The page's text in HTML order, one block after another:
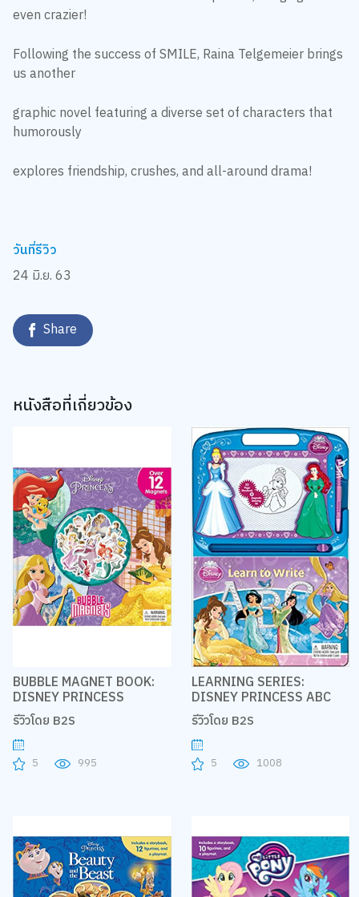
even crazier!
Following the success of SMILE, Raina Telgemeier brings
us another
graphic novel featuring a diverse set of characters that
humorously
explores friendship, crushes, and all-around drama!
วันที่รีวิว
24 มิ.ย. 63
Share
หนังสือที่เกี่ยวข้อง
BUBBLE MAGNET BOOK:
DISNEY PRINCESS
รีวิวโดย B2S
5 995
LEARNING SERIES:
DISNEY PRINCESS ABC
รีวิวโดย B2S
5 1008